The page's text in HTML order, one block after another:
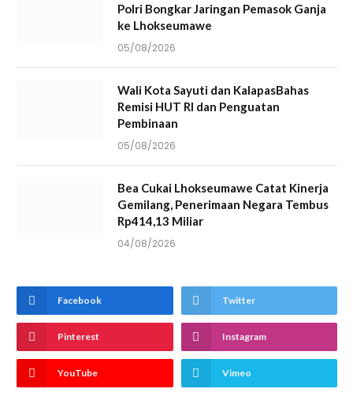
Polri Bongkar Jaringan Pemasok Ganja
ke Lhokseumawe
05/08/2026
Wali Kota Sayuti dan KalapasBahas
Remisi HUT RI dan Penguatan
Pembinaan
05/08/2026
Bea Cukai Lhokseumawe Catat Kinerja
Gemilang, Penerimaan Negara Tembus
Rp414,13 Miliar
04/08/2026
Facebook Twitter
Pinterest Instagram
YouTube Vimeo